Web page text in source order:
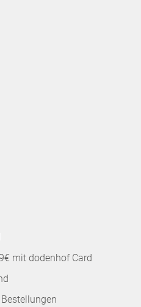
mit dodenhof Card